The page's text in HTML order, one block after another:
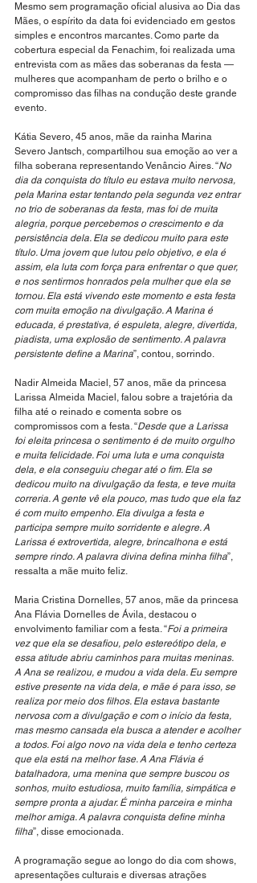
Mesmo sem programação oficial alusiva ao Dia das
Mães, o espírito da data foi evidenciado em gestos
simples e encontros marcantes. Como parte da
cobertura especial da Fenachim, foi realizada uma
entrevista com as mães das soberanas da festa —
mulheres que acompanham de perto o brilho e o
compromisso das filhas na condução deste grande
evento.
Kátia Severo, 45 anos, mãe da rainha Marina
Severo Jantsch, compartilhou sua emoção ao ver a
filha soberana representando Venâncio Aires. “No
dia da conquista do título eu estava muito nervosa,
pela Marina estar tentando pela segunda vez entrar
no trio de soberanas da festa, mas foi de muita
alegria, porque percebemos o crescimento e da
persistência dela. Ela se dedicou muito para este
título. Uma jovem que lutou pelo objetivo, e ela é
assim, ela luta com força para enfrentar o que quer,
e nos sentirmos honrados pela mulher que ela se
tornou. Ela está vivendo este momento e esta festa
com muita emoção na divulgação. A Marina é
educada, é prestativa, é espuleta, alegre, divertida,
piadista, uma explosão de sentimento. A palavra
persistente define a Marina”, contou, sorrindo.
Nadir Almeida Maciel, 57 anos, mãe da princesa
Larissa Almeida Maciel, falou sobre a trajetória da
filha até o reinado e comenta sobre os
compromissos com a festa. “Desde que a Larissa
foi eleita princesa o sentimento é de muito orgulho
e muita felicidade. Foi uma luta e uma conquista
dela, e ela conseguiu chegar até o fim. Ela se
dedicou muito na divulgação da festa, e teve muita
correria. A gente vê ela pouco, mas tudo que ela faz
é com muito empenho. Ela divulga a festa e
participa sempre muito sorridente e alegre. A
Larissa é extrovertida, alegre, brincalhona e está
sempre rindo. A palavra divina defina minha filha”,
ressalta a mãe muito feliz.
Maria Cristina Dornelles, 57 anos, mãe da princesa
Ana Flávia Dornelles de Ávila, destacou o
envolvimento familiar com a festa. “Foi a primeira
vez que ela se desafiou, pelo estereótipo dela, e
essa atitude abriu caminhos para muitas meninas.
A Ana se realizou, e mudou a vida dela. Eu sempre
estive presente na vida dela, e mãe é para isso, se
realiza por meio dos filhos. Ela estava bastante
nervosa com a divulgação e com o início da festa,
mas mesmo cansada ela busca a atender e acolher
a todos. Foi algo novo na vida dela e tenho certeza
que ela está na melhor fase. A Ana Flávia é
batalhadora, uma menina que sempre buscou os
sonhos, muito estudiosa, muito família, simpática e
sempre pronta a ajudar. É minha parceira e minha
melhor amiga. A palavra conquista define minha
filha”, disse emocionada.
A programação segue ao longo do dia com shows,
apresentações culturais e diversas atrações